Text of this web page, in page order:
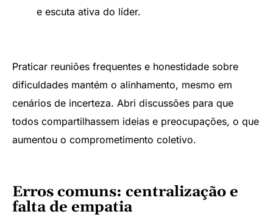
e escuta ativa do líder.
Praticar reuniões frequentes e honestidade sobre
dificuldades mantém o alinhamento, mesmo em
cenários de incerteza. Abri discussões para que
todos compartilhassem ideias e preocupações, o que
aumentou o comprometimento coletivo.
Erros comuns: centralização e
falta de empatia